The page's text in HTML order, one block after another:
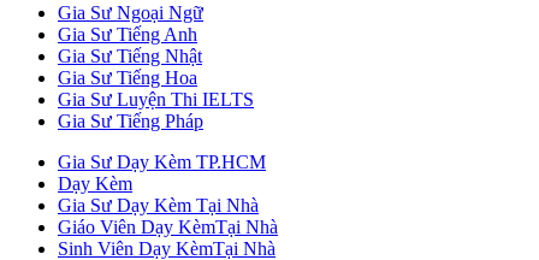
Gia Sư Ngoại Ngữ
Gia Sư Tiếng Anh
Gia Sư Tiếng Nhật
Gia Sư Tiếng Hoa
Gia Sư Luyện Thi IELTS
Gia Sư Tiếng Pháp
Gia Sư Dạy Kèm TP.HCM
Dạy Kèm
Gia Sư Dạy Kèm Tại Nhà
Giáo Viên Dạy KèmTại Nhà
Sinh Viên Dạy KèmTại Nhà